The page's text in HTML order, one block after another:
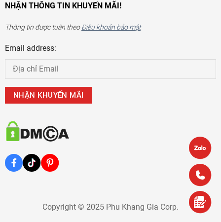
NHẬN THÔNG TIN KHUYẾN MÃI!
Thông tin được tuân theoĐiều khoản bảo mật
Email address:
Copyright © 2025 Phu Khang Gia Corp.